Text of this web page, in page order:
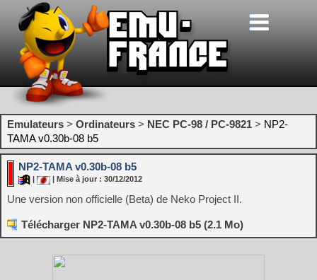
Emulateurs > Ordinateurs > NEC PC-98 / PC-9821 > NP2-
TAMA v0.30b-08 b5
NP2-TAMA v0.30b-08 b5
| Mise à jour : 30/12/2012
Une version non officielle (Beta) de Neko Project II.
Télécharger NP2-TAMA v0.30b-08 b5 (2.1 Mo)